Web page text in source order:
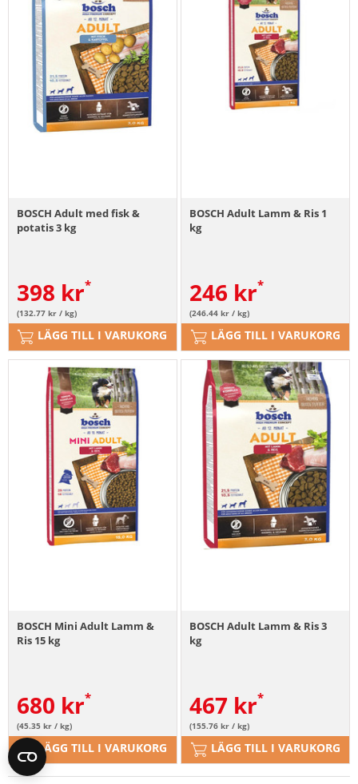
BOSCH Adult med fisk &
potatis 3 kg
398 kr
(132.77 kr / kg)
LÄGG TILL I VARUKORG
BOSCH Adult Lamm & Ris 1
kg
246 kr
(246.44 kr / kg)
LÄGG TILL I VARUKORG
BOSCH Mini Adult Lamm &
Ris 15 kg
680 kr
(45.35 kr / kg)
LÄGG TILL I VARUKORG
BOSCH Adult Lamm & Ris 3
kg
467 kr
(155.76 kr / kg)
LÄGG TILL I VARUKORG